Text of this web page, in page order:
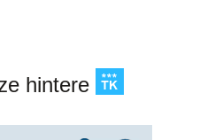
hintere